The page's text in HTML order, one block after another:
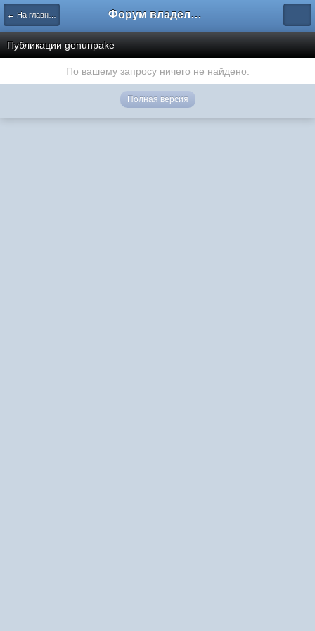
← На главную Форум владельцев интернет-магазинов
Публикации genunpake
По вашему запросу ничего не найдено.
Полная версия